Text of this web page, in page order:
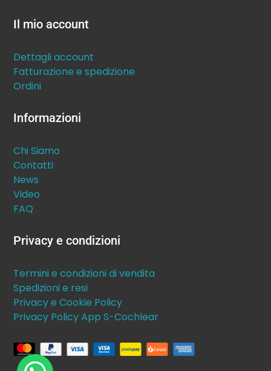
Il mio account
Dettagli account
Fatturazione e spedizione
Ordini
Informazioni
Chi Siamo
Contatti
News
Video
FAQ
Privacy e condizioni
Termini e condizioni di vendita
Spedizioni e resi
Privacy e Cookie Policy
Privacy Policy App S-Cochlear